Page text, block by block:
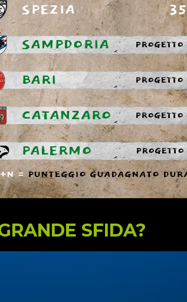
SPEZIA 35
SAMPDORIA
BARI
CATANZARO
PALERMO
+N =PUNTEGGIO GUADAGNATO
SFIDA?